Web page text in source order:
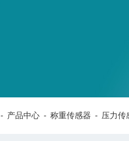
- 产品中心 -称重传感器 - 压力传